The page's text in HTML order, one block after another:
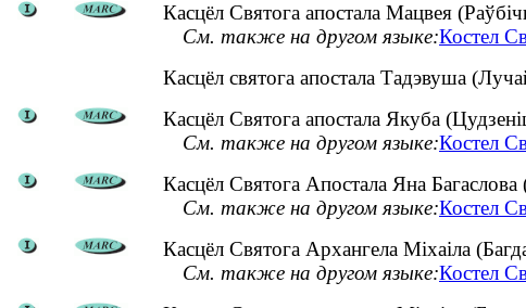
Касцёл Святога апостала Мацвея
См. также на другом языке:Костел
Касцёл святога апостала Тадэвуша
Касцёл Святога апостала Якуба
См. также на другом языке:Костел
Касцёл Святога Апостала Яна Багаслова
См. также на другом языке:Костел
Касцёл Святога Архангела Міхаіла
См. также на другом языке:Костел